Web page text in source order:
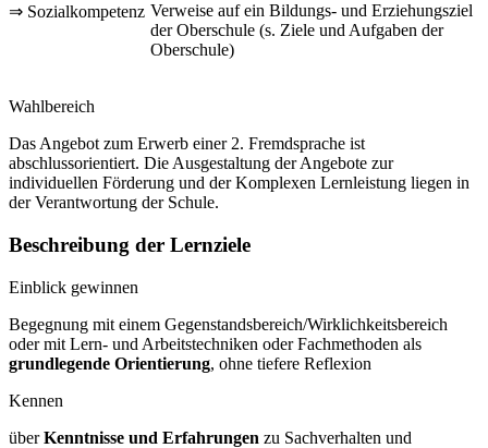
⇒ Sozialkompetenz Verweise auf ein Bildungs- und Erziehungsziel
der Oberschule (s. Ziele und Aufgaben der
Oberschule)
Wahlbereich
Das Angebot zum Erwerb einer 2. Fremdsprache ist
abschlussorientiert. Die Ausgestaltung der Angebote zur
individuellen Förderung und der Komplexen Lernleistung liegen in
der Verantwortung der Schule.
Beschreibung der Lernziele
Einblick gewinnen
Begegnung mit einem Gegenstandsbereich/Wirklichkeitsbereich
oder mit Lern- und Arbeitstechniken oder Fachmethoden als
grundlegende Orientierung, ohne tiefere Reflexion
Kennen
überKenntnisse und Erfahrungen zu Sachverhalten und